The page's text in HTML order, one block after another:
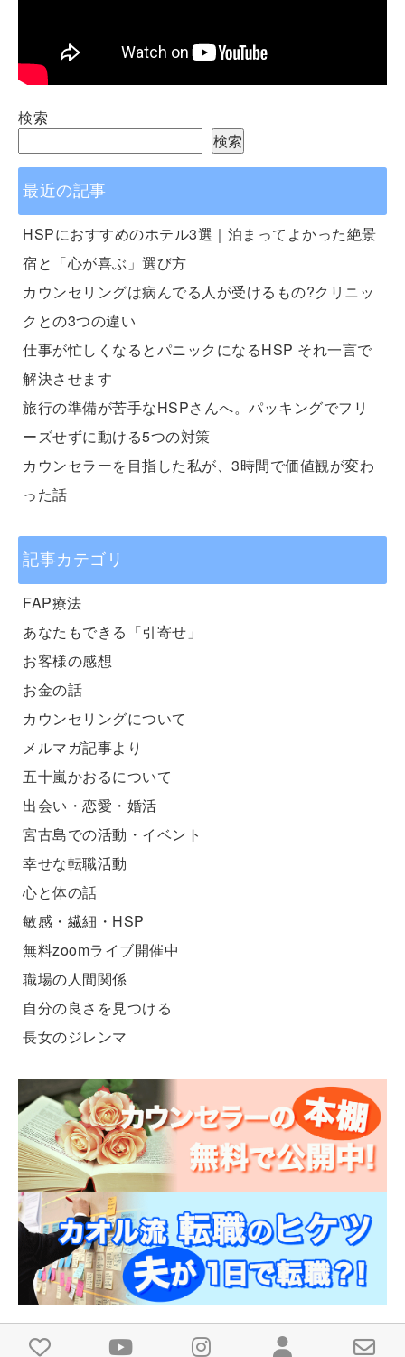
検索
検索
最近の記事
HSPにおすすめのホテル3選｜泊まってよかった絶景
宿と「心が喜ぶ」選び方
カウンセリングは病んでる人が受けるもの?クリニッ
クとの3つの違い
仕事が忙しくなるとパニックになるHSP それ一言で
解決させます
旅行の準備が苦手なHSPさんへ。パッキングでフリ
ーズせずに動ける5つの対策
カウンセラーを目指した私が、3時間で価値観が変わ
った話
記事カテゴリ
FAP療法
あなたもできる「引寄せ」
お客様の感想
お金の話
カウンセリングについて
メルマガ記事より
五十嵐かおるについて
出会い・恋愛・婚活
宮古島での活動・イベント
幸せな転職活動
心と体の話
敏感・繊細・HSP
無料zoomライブ開催中
職場の人間関係
自分の良さを見つける
長女のジレンマ